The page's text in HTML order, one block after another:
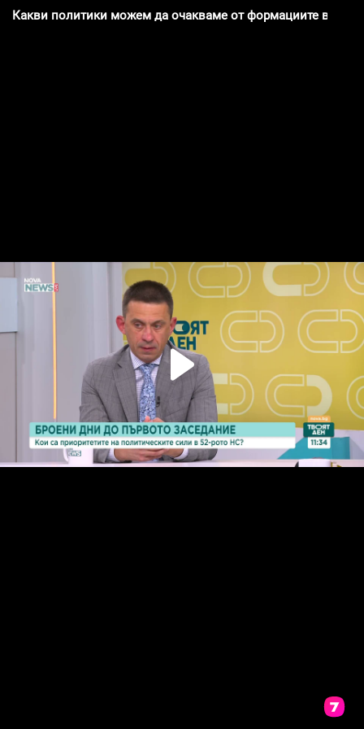
Какви политики можем да очакваме от формациите в